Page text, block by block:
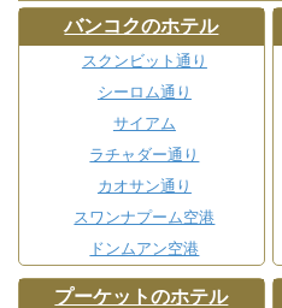
バンコクのホテル
スクンビット通り
シーロム通り
サイアム
ラチャダー通り
カオサン通り
スワンナプーム空港
ドンムアン空港
プーケットのホテル